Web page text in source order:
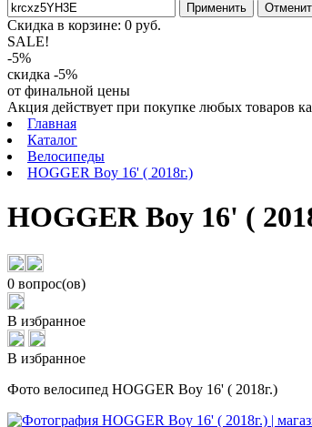
Применить
Скидка в корзине: 0 руб.
SALE!
-5%
скидка -5%
от финальной цены
Акция действует при покупке любых товаров
Главная
Каталог
Велосипеды
HOGGER Boy 16' ( 2018г.)
HOGGER Boy 16' (
0 вопрос(ов)
В избранное
В избранное
Фото велосипед HOGGER Boy 16' ( 2018г.)